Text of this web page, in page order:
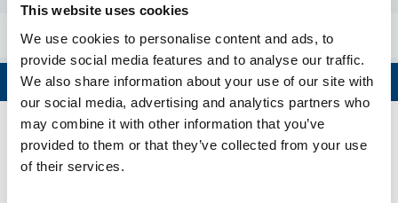
This website uses cookies
We use cookies to personalise content and ads, to
provide social media features and to analyse our traffic.
We also share information about your use of our site with
our social media, advertising and analytics partners who
may combine it with other information that you’ve
provided to them or that they’ve collected from your use
of their services.
Gaiemmae
Aoyama-itchome
Akasaka-mitsuke
Tameike-sanno
Tout voir
Horaires de la ligne Ginza